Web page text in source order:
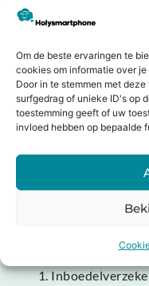
Om de beste ervaringen te
cookies om informatie over
Door in te stemmen met
surfgedrag of unieke ID's op
toestemming geeft of uw
invloed hebben op bepaalde
Gratis je Mac
In sommige gevallen